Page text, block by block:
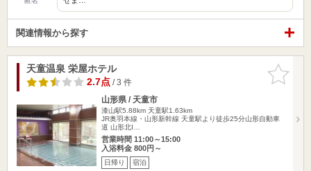
関連情報から探す
お気に入
りに追加
天童温泉 栄屋ホテル
2.7点/ 3 件
山形県 / 天童市
漆山駅5.88km 天童駅1.63km
JR奥羽本線・山形新幹線 天童駅より徒歩25分山形自動車
道 山形北I…
営業時間 11:00～15:00
入浴料金 800円～
日帰り 宿泊